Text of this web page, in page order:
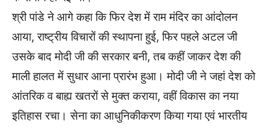
श्री पांडे ने आगे कहा कि फिर देश में राम मंदिर का आंदोलन
आया, राष्ट्रीय विचारों की स्थापना हुई, फिर पहले अटल जी
उसके बाद मोदी जी की सरकार बनी, तब कहीं जाकर देश की
माली हालत में सुधार आना प्रारंभ हुआ। मोदी जी ने जहां देश को
आंतरिक व बाह्य खतरों से मुक्त कराया, वहीं विकास का नया
इतिहास रचा। सेना का आधुनिकीकरण किया गया एवं भारतीय